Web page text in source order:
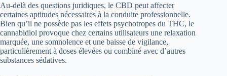
Au-delà des questions juridiques, le CBD peut affecter
certaines aptitudes nécessaires à la conduite professionnelle.
Bien qu’il ne possède pas les effets psychotropes du THC, le
cannabidiol provoque chez certains utilisateurs une relaxation
marquée, une somnolence et une baisse de vigilance,
particulièrement à doses élevées ou combiné avec d’autres
substances sédatives.